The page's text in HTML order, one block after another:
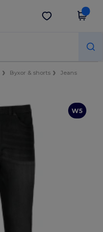
Hämta app
Byxor & shorts
Jeans
W5